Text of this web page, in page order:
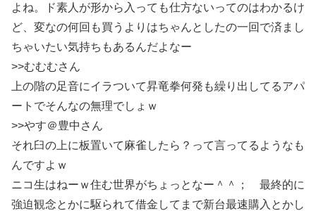
よね。ド素人が形から入っても仕方ないってのはわかるけ
ど、変なの何回も買うよりはちゃんとしたの一回で済まし
ちゃいたい気持ちもあるんだよなー
>>むむむさん
上の階の足音にイラついて昇竜拳何発も繰り出してるアパ
ートでそんなの無理でしょｗ
>>やす＠豊中さん
それ臼の上に板置いて麻雀したら？って言ってるようなも
んですよｗ
ニコ生はねーｗ住む世界がちょっとなー＾＾； 最終的に
強迫観念とかに駆られて借金してまで新台最速購入とかし